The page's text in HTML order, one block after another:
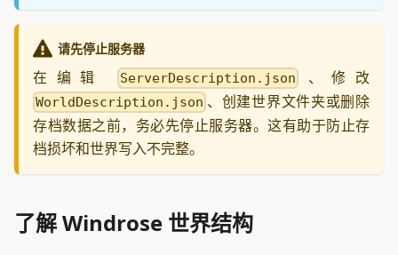
请先停止服务器
在编辑 ServerDescription.json 、修改
WorldDescription.json 、创建世界文件夹或删除
存档数据之前，务必先停止服务器。这有助于防止存
档损坏和世界写入不完整。
了解 Windrose 世界结构